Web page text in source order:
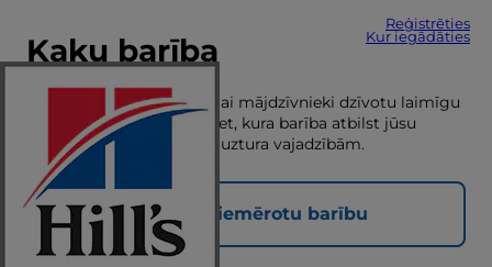
Reģistrēties
Kur iegādāties
Kaķu barība
Pareizs uzturs ir būtisks, lai mājdzīvnieki dzīvotu laimīgu
un veselīgu dzīvi. Apskatiet, kura barība atbilst jūsu
mājdzīvnieka unikālajām uztura vajadzībām.
Atrodiet piemērotu barību